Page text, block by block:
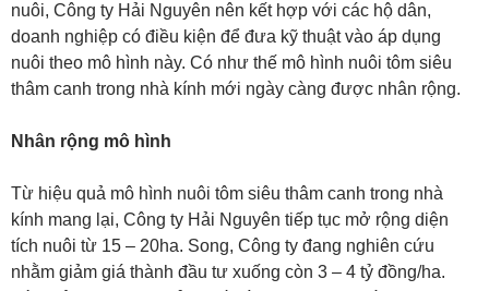
nuôi, Công ty Hải Nguyên nên kết hợp với các hộ dân,
doanh nghiệp có điều kiện để đưa kỹ thuật vào áp dụng
nuôi theo mô hình này. Có như thế mô hình nuôi tôm siêu
thâm canh trong nhà kính mới ngày càng được nhân rộng.
Nhân rộng mô hình
Từ hiệu quả mô hình nuôi tôm siêu thâm canh trong nhà
kính mang lại, Công ty Hải Nguyên tiếp tục mở rộng diện
tích nuôi từ 15 – 20ha. Song, Công ty đang nghiên cứu
nhằm giảm giá thành đầu tư xuống còn 3 – 4 tỷ đồng/ha.